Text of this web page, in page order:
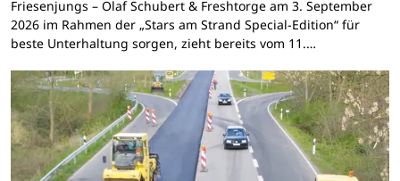
Friesenjungs – Olaf Schubert & Freshtorge am 3. September
2026 im Rahmen der „Stars am Strand Special-Edition“ für
beste Unterhaltung sorgen, zieht bereits vom 11.…